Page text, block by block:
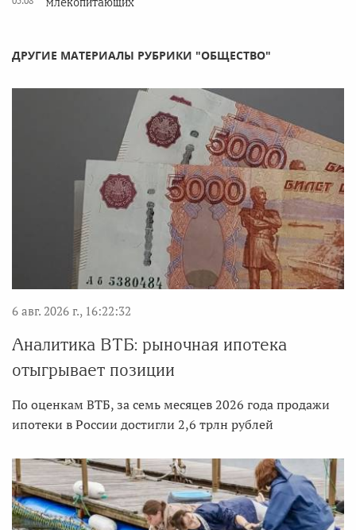
ДРУГИЕ МАТЕРИАЛЫ РУБРИКИ "ОБЩЕСТВО"
6 авг. 2026 г., 16:22:32
Аналитика ВТБ: рыночная ипотека
отыгрывает позиции
По оценкам ВТБ, за семь месяцев 2026 года продажи
ипотеки в России достигли 2,6 трлн рублей